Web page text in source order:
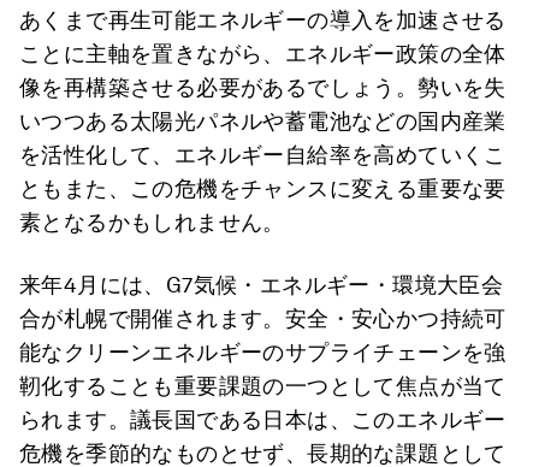
あくまで再生可能エネルギーの導入を加速させる
ことに主軸を置きながら、エネルギー政策の全体
像を再構築させる必要があるでしょう。勢いを失
いつつある太陽光パネルや蓄電池などの国内産業
を活性化して、エネルギー自給率を高めていくこ
ともまた、この危機をチャンスに変える重要な要
素となるかもしれません。
来年4月には、G7気候・エネルギー・環境大臣会
合が札幌で開催されます。安全・安心かつ持続可
能なクリーンエネルギーのサプライチェーンを強
靭化することも重要課題の一つとして焦点が当て
られます。議長国である日本は、このエネルギー
危機を季節的なものとせず、長期的な課題として